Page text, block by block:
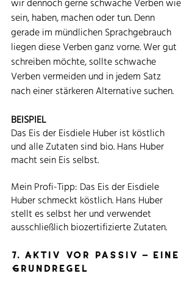
sein, haben, machen oder tun. Denn
gerade im mündlichen Sprachgebrauch
liegen diese Verben ganz vorne. Wer gut
schreiben möchte, sollte schwache
Verben vermeiden und in jedem Satz
nach einer stärkeren Alternative suchen.
BEISPIEL
Das Eis der Eisdiele Huber ist köstlich
und alle Zutaten sind bio. Hans Huber
macht sein Eis selbst.
Mein Profi-Tipp: Das Eis der Eisdiele
Huber schmeckt köstlich. Hans Huber
stellt es selbst her und verwendet
ausschließlich biozertifizierte Zutaten.
7. Aktiv vor passiv – eine
Grundregel